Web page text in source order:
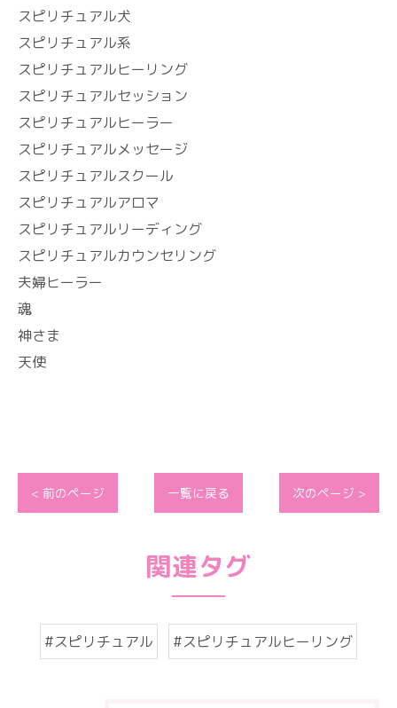
スピリチュアル犬
スピリチュアル系
スピリチュアルヒーリング
スピリチュアルセッション
スピリチュアルヒーラー
スピリチュアルメッセージ
スピリチュアルスクール
スピリチュアルアロマ
スピリチュアルリーディング
スピリチュアルカウンセリング
夫婦ヒーラー
魂
神さま
天使
< 前のページ 一覧に戻る 次のページ >
関連タグ
#スピリチュアル #スピリチュアルヒーリング